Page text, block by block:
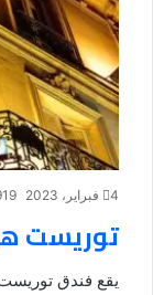
4 فبراير، 2023
توريست